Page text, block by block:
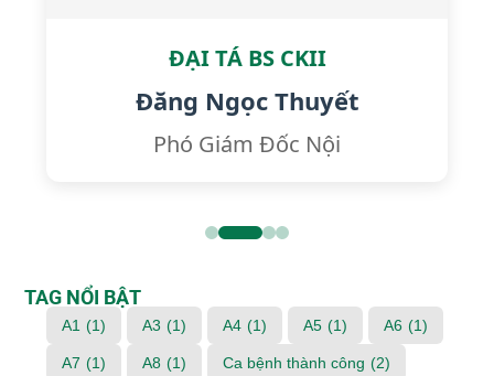
ĐẠI TÁ BS CKII
Đăng Ngọc Thuyết
Phó Giám Đốc Nội
TAG NỔI BẬT
A1 (1) A3 (1) A4 (1) A5 (1) A6 (1)
A7 (1) A8 (1) Ca bệnh thành công (2)